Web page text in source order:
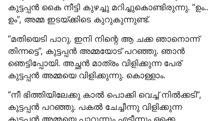
കുട്ടപ്പൻ കൈ നീട്ടി കുഴച്ചു മറിച്ചുകൊണ്ടിരുന്നു. “ഉം..
ഉം”, അമ്മ ഇടയ്ക്കിടെ കുറുകുന്നുണ്ട്.
“മതിയെടി പാറു. ഇനി നിന്റെ ആ ചക്ക ഞാനൊന്ന്
തിന്നട്ടെ”, കുട്ടപ്പൻ അമ്മയോട് പറഞ്ഞു. ഞാൻ
ഞെട്ടിപ്പോയി. അച്ഛൻ മാത്രം വിളിക്കുന്ന പേര്
കുട്ടപ്പൻ അമ്മയെ വിളിക്കുന്നു. കൊള്ളാം.
“നീ ഭിത്തിയിലേക്കു കാൽ പൊക്കി വെച്ച് നിൽക്കടി”,
കുട്ടപ്പൻ പറഞ്ഞു. പകൽ ചേച്ചീന്നു വിളിക്കുന്ന
കുട്ടപ്പൻ അമ്മയെ പാറൂന്നും എടീന്നും ഒക്കെ